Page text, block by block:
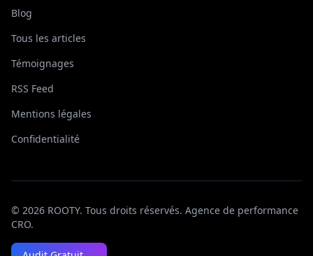
Blog
Tous les articles
Témoignages
RSS Feed
Mentions légales
Confidentialité
© 2026 ROOTY. Tous droits réservés. Agence de performance
CRO.